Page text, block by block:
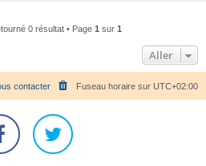
h
e
r
0 résultat • Page 1 sur 1
Aller
Fuseau horaire sur UTC+02:00
contacter